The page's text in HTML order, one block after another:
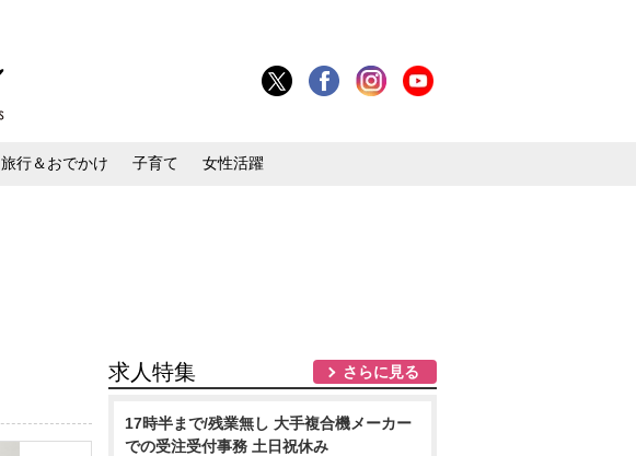
旅行＆おでかけ 子育て 女性活躍
求人特集 さらに見る
17時半まで/残業無し 大手複合機メーカー
での受注受付事務 土日祝休み